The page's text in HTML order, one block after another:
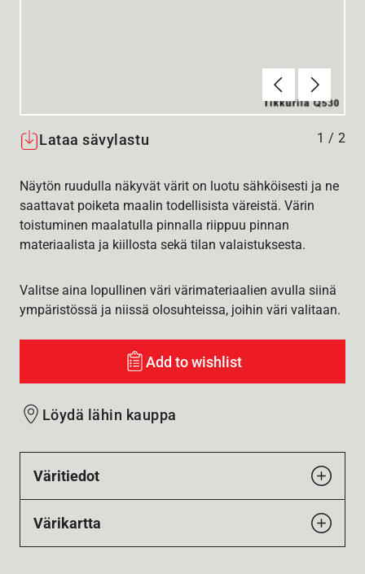
Edellinen
Lataa sävylastu 1 / 2
Näytön ruudulla näkyvät värit on luotu sähköisesti ja ne
saattavat poiketa maalin todellisista väreistä. Värin
toistuminen maalatulla pinnalla riippuu pinnan
materiaalista ja kiillosta sekä tilan valaistuksesta.
Valitse aina lopullinen väri värimateriaalien avulla siinä
ympäristössä ja niissä olosuhteissa, joihin väri valitaan.
Add to wishlist
Löydä lähin kauppa
Väritiedot
Värikartta